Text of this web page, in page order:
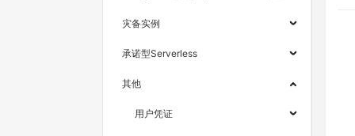
灾备实例
承诺型Serverless
其他
用户凭证